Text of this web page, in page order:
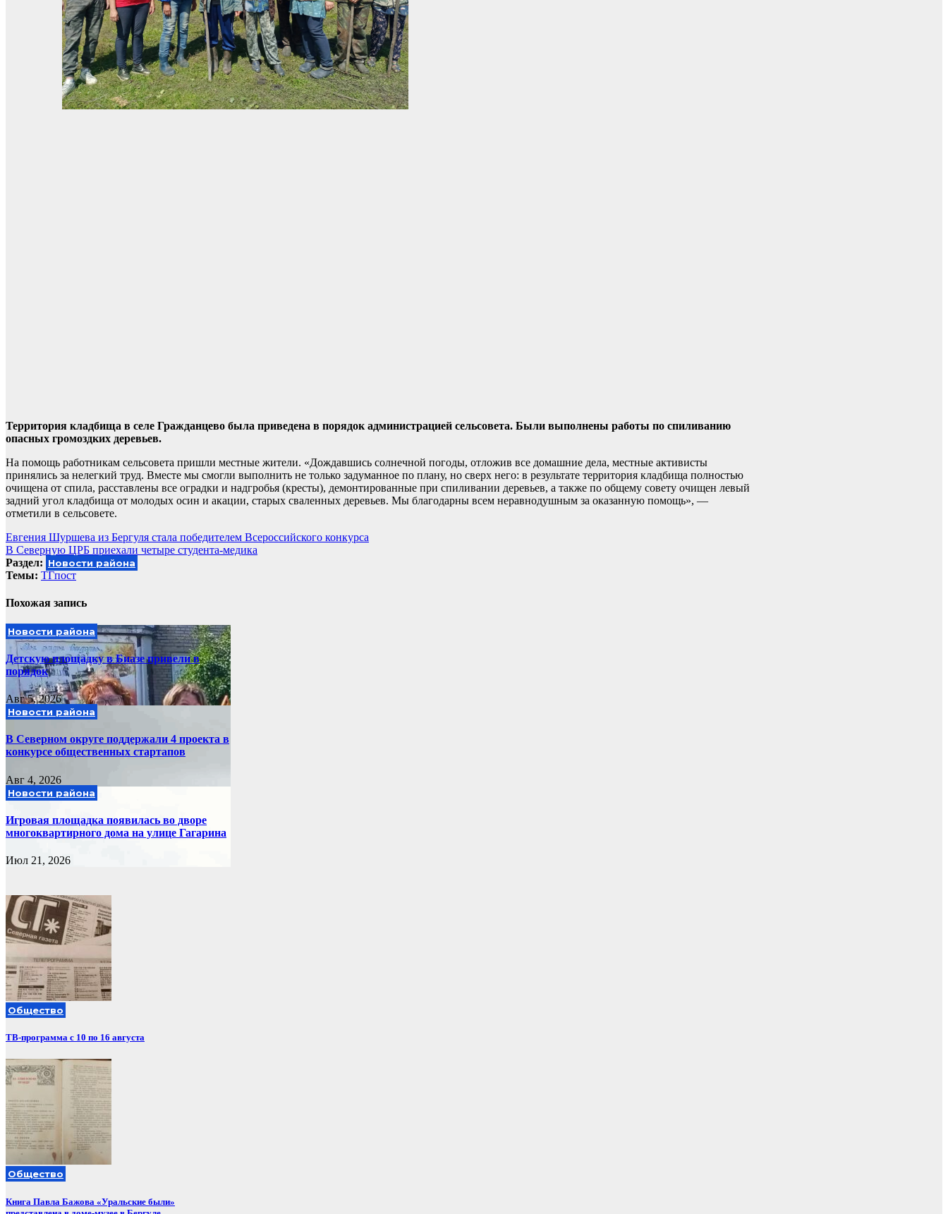
Территория кладбища в селе Гражданцево была приведена в порядок администрацией сельсовета. Были выполнены работы по спиливанию
опасных громоздких деревьев.
На помощь работникам сельсовета пришли местные жители. «Дождавшись солнечной погоды, отложив все домашние дела, местные активисты
принялись за нелегкий труд. Вместе мы смогли выполнить не только задуманное по плану, но сверх него: в результате территория кладбища полностью
очищена от спила, расставлены все оградки и надгробья (кресты), демонтированные при спиливании деревьев, а также по общему совету очищен левый
задний угол кладбища от молодых осин и акации, старых сваленных деревьев. Мы благодарны всем неравнодушным за оказанную помощь», —
отметили в сельсовете.
Навигация
по
записям
Евгения Шуршева из Бергуля стала победителем Всероссийского конкурса
В Северную ЦРБ приехали четыре студента-медика
Раздел: Новости района
Темы: ТГпост
Похожая запись
Новости района
Детскую площадку в Биазе привели в
порядок
Авг 5, 2026
Новости района
В Северном округе поддержали 4 проекта в
конкурсе общественных стартапов
Авг 4, 2026
Новости района
Игровая площадка появилась во дворе
многоквартирного дома на улице Гагарина
Июл 21, 2026
Общество
ТВ-программа с 10 по 16 августа
Общество
Книга Павла Бажова «Уральские были»